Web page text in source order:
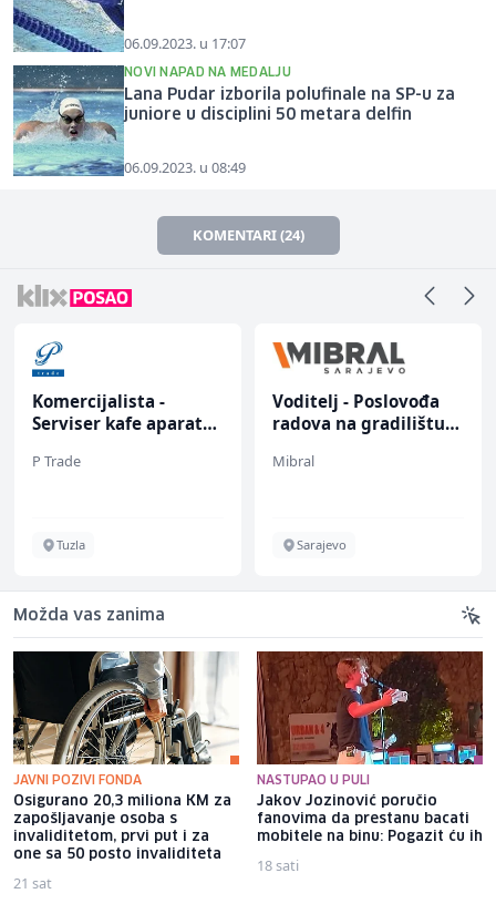
06.09.2023. u 17:07
NOVI NAPAD NA MEDALJU
Lana Pudar izborila polufinale na SP-u za
juniore u disciplini 50 metara delfin
06.09.2023. u 08:49
KOMENTARI (24)
Komercijalista -
Serviser kafe aparata
P Trade
Tuzla
Voditelj - Poslovođa
radova na gradilištu
Mibral
Sarajevo
Možda vas zanima
JAVNI POZIVI FONDA
Osigurano 20,3 miliona KM za
zapošljavanje osoba s
invaliditetom, prvi put i za
one sa 50 posto invaliditeta
21 sat
NASTUPAO U PULI
Jakov Jozinović poručio
fanovima da prestanu bacati
mobitele na binu: Pogazit ću ih
18 sati